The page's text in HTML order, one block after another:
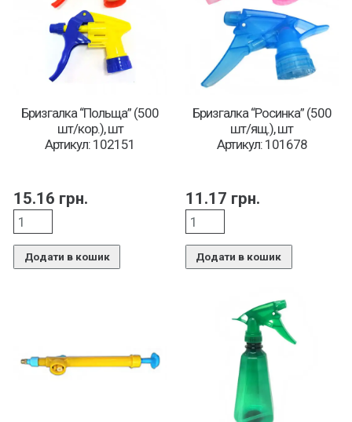
Бризгалка “Польща” (500
шт/кор.), шт
Артикул: 102151
15.16 грн.
Додати в кошик
Бризгалка “Росинка” (500
шт/ящ.), шт
Артикул: 101678
11.17 грн.
Додати в кошик